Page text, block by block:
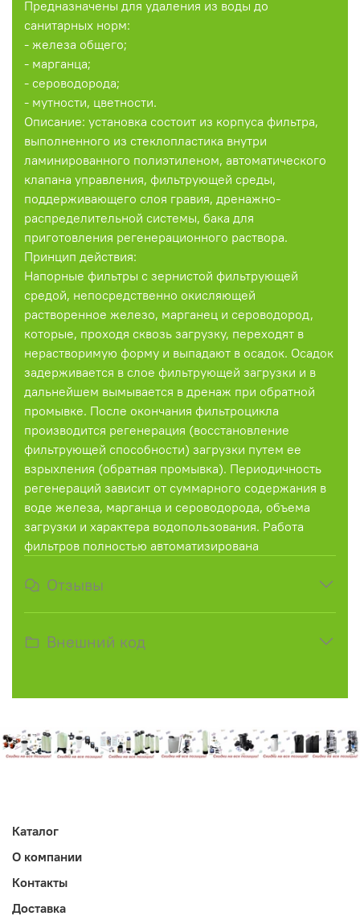
Предназначены для удаления из воды до
санитарных норм:
- железа общего;
- марганца;
- сероводорода;
- мутности, цветности.
Описание: установка состоит из корпуса фильтра,
выполненного из стеклопластика внутри
ламинированного полиэтиленом, автоматического
клапана управления, фильтрующей среды,
поддерживающего слоя гравия, дренажно-
распределительной системы, бака для
приготовления регенерационного раствора.
Принцип действия:
Напорные фильтры с зернистой фильтрующей
средой, непосредственно окисляющей
растворенное железо, марганец и сероводород,
которые, проходя сквозь загрузку, переходят в
нерастворимую форму и выпадают в осадок. Осадок
задерживается в слое фильтрующей загрузки и в
дальнейшем вымывается в дренаж при обратной
промывке. После окончания фильтроцикла
производится регенерация (восстановление
фильтрующей способности) загрузки путем ее
взрыхления (обратная промывка). Периодичность
регенераций зависит от суммарного содержания в
воде железа, марганца и сероводорода, объема
загрузки и характера водопользования. Работа
фильтров полностью автоматизирована
Отзывы
Внешний код
Каталог
О компании
Контакты
Доставка